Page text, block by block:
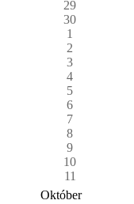
29
30
1
2
3
4
5
6
7
8
9
10
11
Október